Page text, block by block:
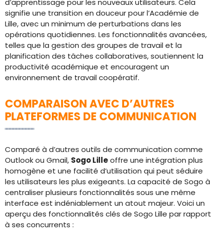
d’apprentissage pour les nouveaux utilisateurs. Cela
signifie une transition en douceur pour l’Académie de
Lille, avec un minimum de perturbations dans les
opérations quotidiennes. Les fonctionnalités avancées,
telles que la gestion des groupes de travail et la
planification des tâches collaboratives, soutiennent la
productivité académique et encouragent un
environnement de travail coopératif.
COMPARAISON AVEC D’AUTRES
PLATEFORMES DE COMMUNICATION
Comparé à d’autres outils de communication comme
Outlook ou Gmail, Sogo Lilleoffre une intégration plus
homogène et une facilité d’utilisation qui peut séduire
les utilisateurs les plus exigeants. La capacité de Sogo à
centraliser plusieurs fonctionnalités sous une même
interface est indéniablement un atout majeur. Voici un
aperçu des fonctionnalités clés de Sogo Lille par rapport
à ses concurrents :